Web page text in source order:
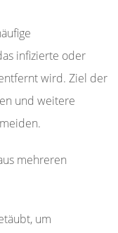
infizierte oder
wird. Ziel der
und weitere
mehreren
um